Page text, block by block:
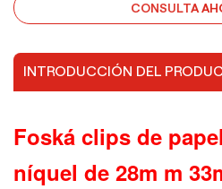
CONSULTA
INTRODUCCIÓN DEL
Foská clips de
níquel de 28m m